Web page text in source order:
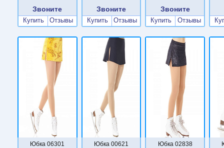
Звоните
Купить Отзывы
Звоните
Купить Отзывы
Звоните
Купить Отзывы
Юбка 06301 Юбка 00621 Юбка 02838